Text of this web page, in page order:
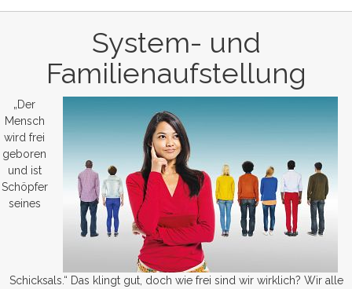
System- und
Familienaufstellung
„Der
Mensch
wird frei
geboren
und ist
Schöpfer
seines
Schicksals.“ Das klingt gut, doch wie frei sind wir wirklich? Wir alle